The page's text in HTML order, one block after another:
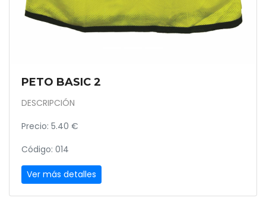
PETO BASIC 2
DESCRIPCIÓN
Precio: 5.40 €
Código: 014
Ver más detalles